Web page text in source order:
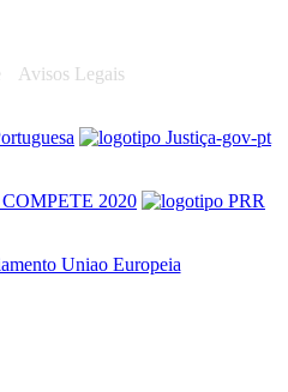
Avisos Legais